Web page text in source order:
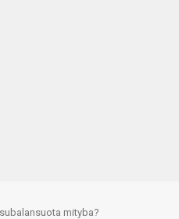
mityba?